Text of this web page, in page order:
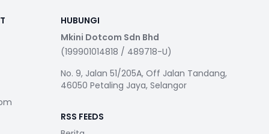
HUBUNGI
Mkini Dotcom Sdn Bhd
(199901014818 / 489718-U)
No. 9, Jalan 51/205A, Off Jalan Tandang,
46050 Petaling Jaya, Selangor
RSS FEEDS